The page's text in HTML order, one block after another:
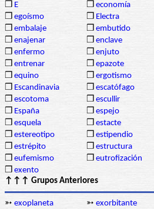
❒ E ❒ economía
❒ egoísmo ❒ Electra
❒ embalaje ❒ embutido
❒ enajenar ❒ enclave
❒ enfermo ❒ enjuto
❒ entrenar ❒ epazote
❒ equino ❒ ergotismo
❒ Escandinavia ❒ escatófago
❒ escotoma ❒ escullir
❒ España ❒ espejo
❒ esquela ❒ estacte
❒ estereotipo ❒ estipendio
❒ estrépito ❒ estructura
❒ eufemismo ❒ eutrofización
❒ exento
↑↑↑ Grupos Anteriores
➳ exoplaneta ➳ exorbitante